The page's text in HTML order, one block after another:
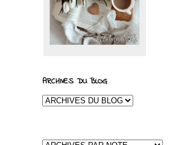
ARCHIVES DU BLOG